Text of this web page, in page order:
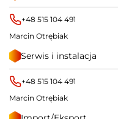
+48 515 104 491
Marcin Otrębiak
Serwis i instalacja
+48 515 104 491
Marcin Otrębiak